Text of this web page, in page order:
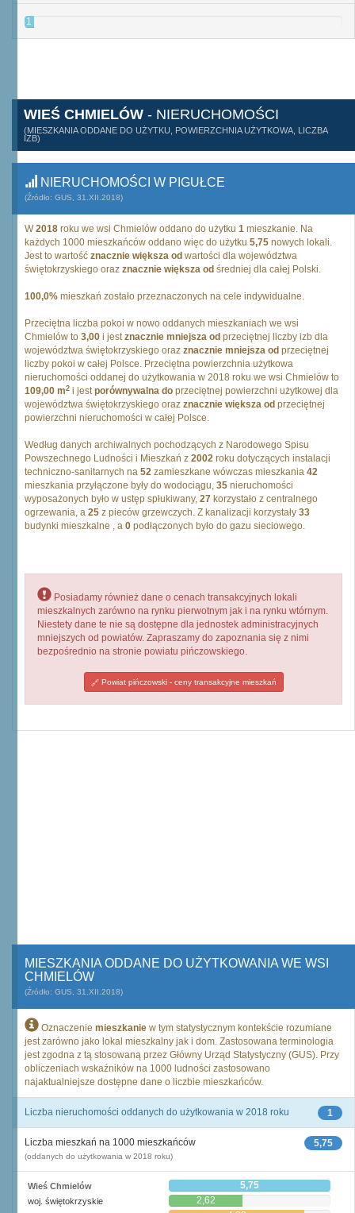
1
WIEŚ CHMIELÓW - NIERUCHOMOŚCI
(MIESZKANIA ODDANE DO UŻYTKU, POWIERZCHNIA UŻYTKOWA, LICZBA
IZB)
NIERUCHOMOŚCI W PIGUŁCE
(Źródło: GUS, 31.XII.2018)
W2018 roku we wsi Chmielów oddano do użytku 1 mieszkanie. Na
każdych 1000 mieszkańców oddano więc do użytku 5,75 nowych lokali.
Jest to wartość znacznie większa od wartości dla województwa
świętokrzyskiego oraz znacznie większa od średniej dla całej Polski.
100,0% mieszkań zostało przeznaczonych na cele indywidualne.
Przeciętna liczba pokoi w nowo oddanych mieszkaniach we wsi
Chmielów to 3,00 i jestznacznie mniejsza od przeciętnej liczby izb dla
województwa świętokrzyskiego oraz znacznie mniejsza od przeciętnej
liczby pokoi w całej Polsce. Przeciętna powierzchnia użytkowa
nieruchomości oddanej do użytkowania w 2018 roku we wsi Chmielów to
109,00 m2 i jestporównywalna do przeciętnej powierzchni użytkowej dla
województwa świętokrzyskiego oraz znacznie większa od przeciętnej
powierzchni nieruchomości w całej Polsce.
Według danych archiwalnych pochodzących z Narodowego Spisu
Powszechnego Ludności i Mieszkań z 2002 roku dotyczących instalacji
techniczno-sanitarnych na 52 zamieszkane wówczas mieszkania 42
mieszkania przyłączone były do wodociągu, 35 nieruchomości
wyposażonych było w ustęp spłukiwany, 27 korzystało z centralnego
ogrzewania, a 25 z pieców grzewczych. Z kanalizacji korzystały 33
budynki mieszkalne , a 0 podłączonych było do gazu sieciowego.
Posiadamy również dane o cenach transakcyjnych lokali
mieszkalnych zarówno na rynku pierwotnym jak i na rynku wtórnym.
Niestety dane te nie są dostępne dla jednostek administracyjnych
mniejszych od powiatów. Zapraszamy do zapoznania się z nimi
bezpośrednio na stronie powiatu pińczowskiego.
Powiat pińczowski - ceny transakcyjne mieszkań
MIESZKANIA ODDANE DO UŻYTKOWANIA WE WSI
CHMIELÓW
(Źródło: GUS, 31.XII.2018)
Oznaczenie mieszkanie w tym statystycznym kontekście rozumiane
jest zarówno jako lokal mieszkalny jak i dom. Zastosowana terminologia
jest zgodna z tą stosowaną przez Główny Urząd Statystyczny (GUS). Przy
obliczeniach wskaźników na 1000 ludności zastosowano
najaktualniejsze dostępne dane o liczbie mieszkańców.
1
Liczba nieruchomości oddanych do użytkowania w 2018 roku
5,75
Liczba mieszkań na 1000 mieszkańców
(oddanych do użytkowania w 2018 roku)
Wieś Chmielów 5,75
woj. świętokrzyskie 2,62